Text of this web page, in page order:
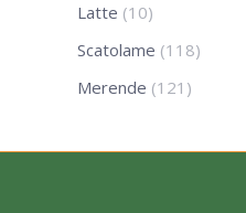
Latte (10)
Scatolame (118)
Merende (121)